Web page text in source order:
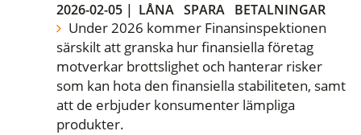
2026-02-05 | LÅNA SPARA BETALNINGAR
Under 2026 kommer Finansinspektionen
särskilt att granska hur finansiella företag
motverkar brottslighet och hanterar risker
som kan hota den finansiella stabiliteten, samt
att de erbjuder konsumenter lämpliga
produkter.